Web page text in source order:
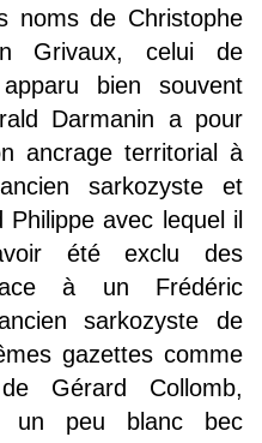
noms de Christophe
Grivaux, celui de
bien souvent
Darmanin a pour
ancrage territorial à
sarkozyste et
avec lequel il
été exclu des
à un Frédéric
sarkozyste de
gazettes comme
Gérard Collomb,
un peu blanc bec